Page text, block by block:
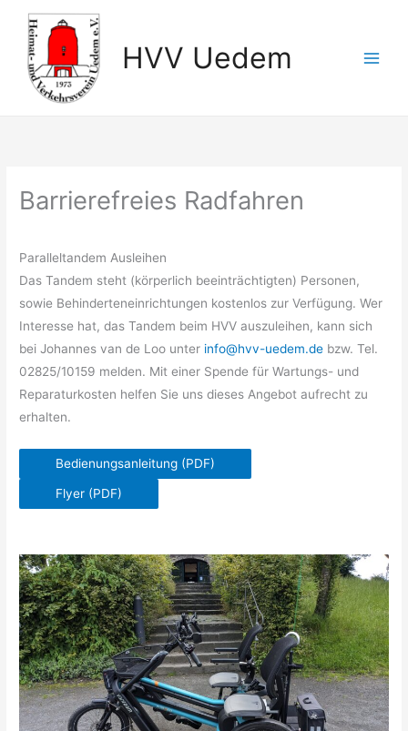
Inhalt
springen
HVV Uedem
Barrierefreies Radfahren
Paralleltandem Ausleihen
Das Tandem steht (körperlich beeinträchtigten) Personen,
sowie Behinderteneinrichtungen kostenlos zur Verfügung. Wer
Interesse hat, das Tandem beim HVV auszuleihen, kann sich
bei Johannes van de Loo unter info@hvv-uedem.de bzw. Tel.
02825/10159 melden. Mit einer Spende für Wartungs- und
Reparaturkosten helfen Sie uns dieses Angebot aufrecht zu
erhalten.
Bedienungsanleitung (PDF)
Flyer (PDF)